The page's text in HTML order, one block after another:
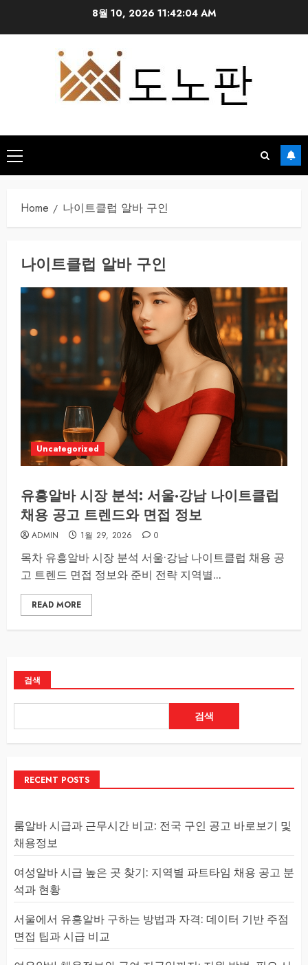
8월 10, 2026 11:42:05 AM
Primary
Menu
Home 나이트클럽 알바 구인
나이트클럽 알바 구인
Uncategorized
유흥알바 시장 분석: 서울·강남 나이트클럽
채용 공고 트렌드와 면접 정보
ADMIN 1월 29, 2026 0
목차 유흥알바 시장 분석 서울·강남 나이트클럽 채용 공
고 트렌드 면접 정보와 준비 전략 지역별...
READ MORE
검색
검색
RECENT POSTS
룸알바 시급과 근무시간 비교: 전국 구인 공고 바로보기 및
채용정보
여성알바 시급 높은 곳 찾기: 지역별 파트타임 채용 공고 분
석과 현황
서울에서 유흥알바 구하는 방법과 자격: 데이터 기반 주점
면접 팁과 시급 비교